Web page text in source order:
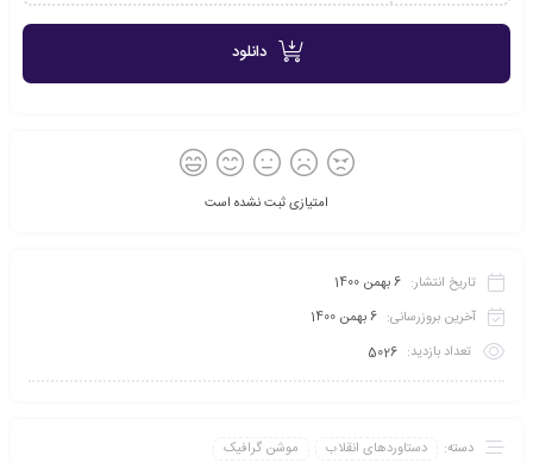
دانلود
امتیازی ثبت نشده است
تاریخ انتشار: 6 بهمن 1400
آخرین بروزرسانی: 6 بهمن 1400
تعداد بازدید: 5026
دسته: دستاوردهای انقلاب موشن گرافیک